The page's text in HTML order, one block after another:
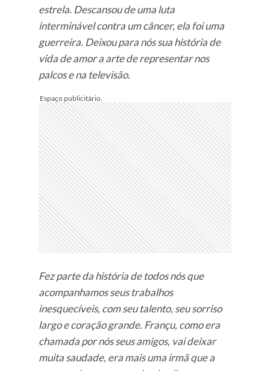
estrela. Descansou de uma luta
interminável contra um câncer, ela foi uma
guerreira. Deixou para nós sua história de
vida de amor a arte de representar nos
palcos e na televisão.
Fez parte da história de todos nós que
acompanhamos seus trabalhos
inesquecíveis, com seu talento, seu sorriso
largo e coração grande. Françu, como era
chamada por nós seus amigos, vai deixar
muita saudade, era mais uma irmã que a